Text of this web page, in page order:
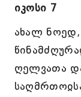
იკოსი 7
ახალ ნოედ,
ღელვათა